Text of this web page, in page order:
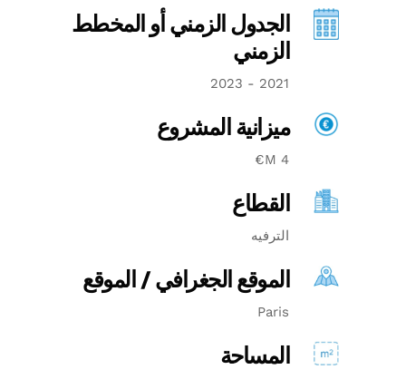
الجدول الزمني أو المخطط
الزمني
2021 - 2023
ميزانية المشروع
4 M€
القطاع
الترفيه
الموقع الجغرافي / الموقع
Paris
المساحة